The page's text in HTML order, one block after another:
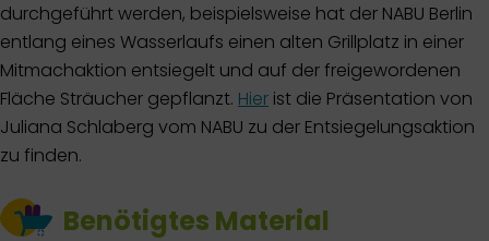
durchgeführt werden, beispielsweise hat der NABU Berlin
entlang eines Wasserlaufs einen alten Grillplatz in einer
Mitmachaktion entsiegelt und auf der freigewordenen
Fläche Sträucher gepflanzt. Hier ist die Präsentation von
Juliana Schlaberg vom NABU zu der Entsiegelungsaktion
zu finden.
Benötigtes Material